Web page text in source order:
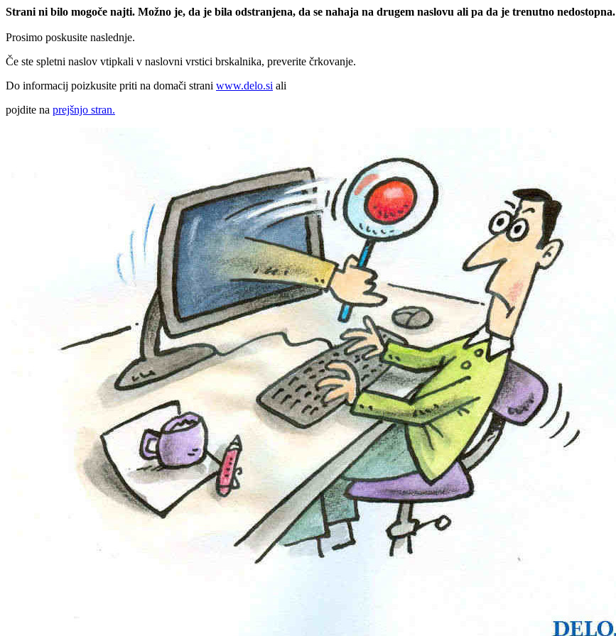
Strani ni bilo mogoče najti. Možno je, da je bila odstranjena, da se nahaja na drugem naslovu ali pa da je trenutno nedostopna.
Prosimo poskusite naslednje.
Če ste spletni naslov vtipkali v naslovni vrstici brskalnika, preverite črkovanje.
Do informacij poizkusite priti na domači strani www.delo.si ali
pojdite na prejšnjo stran.